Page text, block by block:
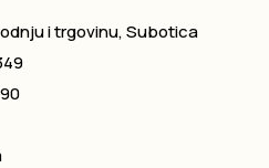
i trgovinu, Subotica